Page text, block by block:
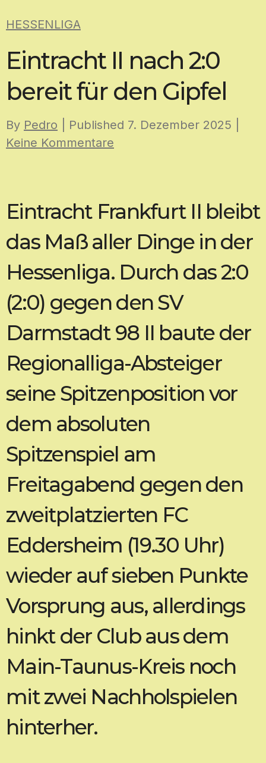
toHESSENLIGA
Eintracht II nach 2:0
bereit für den Gipfel
By Pedro | Published 7. Dezember 2025
Keine Kommentare
Eintracht Frankfurt II bleibt
das Maß aller Dinge in der
Hessenliga. Durch das 2:0
(2:0) gegen den SV
Darmstadt 98 II baute der
Regionalliga-Absteiger
seine Spitzenposition vor
dem absoluten
Spitzenspiel am
Freitagabend gegen den
zweitplatzierten FC
Eddersheim (19.30 Uhr)
wieder auf sieben Punkte
Vorsprung aus, allerdings
hinkt der Club aus dem
Main-Taunus-Kreis noch
mit zwei Nachholspielen
hinterher.